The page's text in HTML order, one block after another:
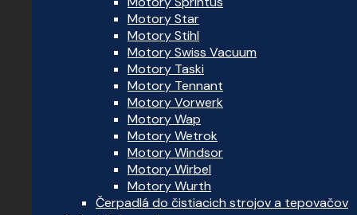
Motory Star
Motory Stihl
Motory Swiss Vacuum
Motory Taski
Motory Tennant
Motory Vorwerk
Motory Wap
Motory Wetrok
Motory Windsor
Motory Wirbel
Motory Wurth
Čerpadlá do čistiacich strojov a tepovačov